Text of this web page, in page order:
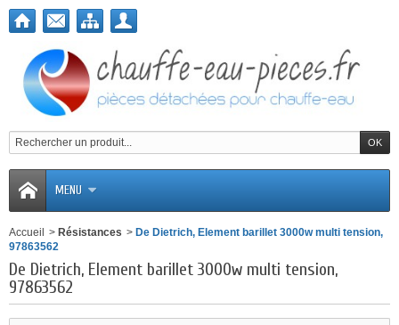
MENU
Accueil > Résistances > De Dietrich, Element barillet 3000w multi tension,
97863562
De Dietrich, Element barillet 3000w multi tension,
97863562